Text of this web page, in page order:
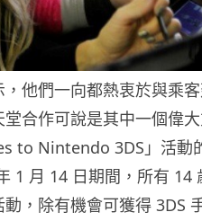
他們一向都熱衷於與乘
合作可說是其中一個偉
to Nintendo 3DS」活動
1 月 14 日期間，所有 14
，除有機會可獲得 3DS